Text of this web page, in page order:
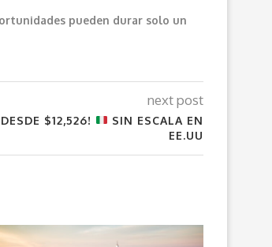
pueden durar solo un
next post
$12,526!
SIN ESCALA EN
EE.UU